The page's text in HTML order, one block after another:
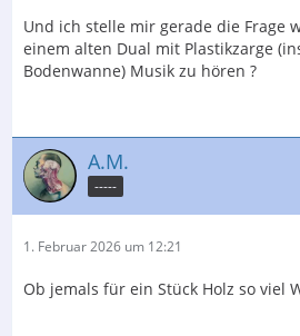
Und ich stelle mir gerade die Frage
einem alten Dual mit Plastikzarge
Bodenwanne) Musik zu hören ?
A.M.
-----
1. Februar 2026 um 12:21
Ob jemals für ein Stück Holz so viel